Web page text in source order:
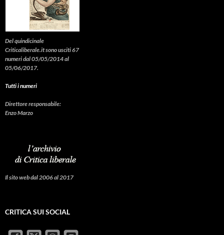
Del quindicinale
Criticaliberale.it sono usciti 67
numeri dal 05/05/2014 al
05/06/2017.
Tutti i numeri
Direttore responsabile:
Enzo Marzo
Il sito web dal 2006 al 2017
CRITICA SUI SOCIAL